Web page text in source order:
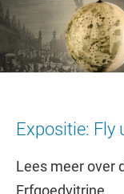
Expositie: Fly
Lees meer over
Erfgoedvitrine.